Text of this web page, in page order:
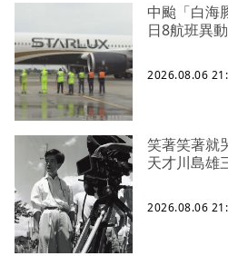
之
中颱「白
日8航班異
2026.08.06
笑著笑著
天才川島
2026.08.06